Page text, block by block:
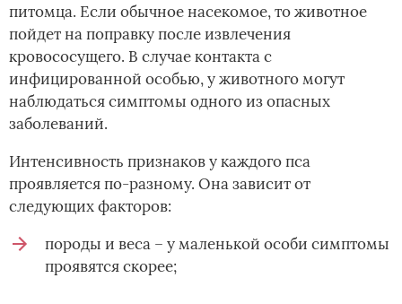
питомца. Если обычное насекомое, то животное
пойдет на поправку после извлечения
кровососущего. В случае контакта с
инфицированной особью, у животного могут
наблюдаться симптомы одного из опасных
заболеваний.
Интенсивность признаков у каждого пса
проявляется по-разному. Она зависит от
следующих факторов:
породы и веса – у маленькой особи симптомы
проявятся скорее;